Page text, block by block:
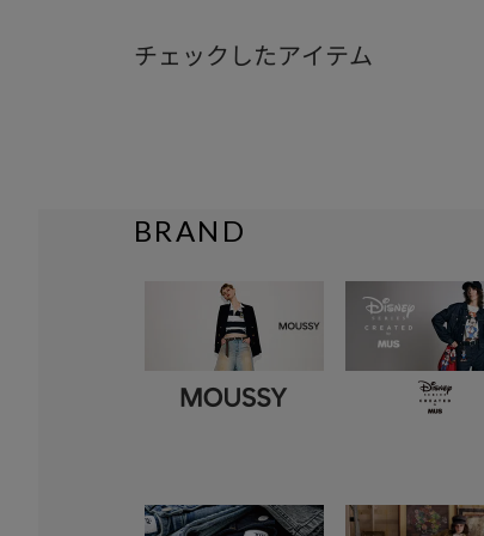
チェックしたアイテム
BRAND